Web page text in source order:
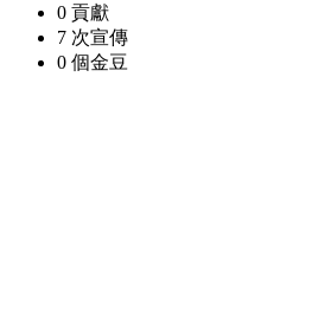
0 貢獻
7 次宣傳
0 個金豆